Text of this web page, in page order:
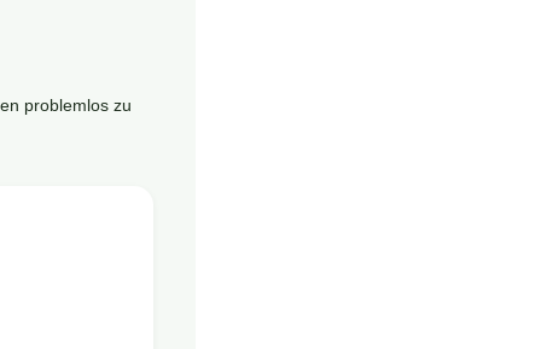
problemlos zu